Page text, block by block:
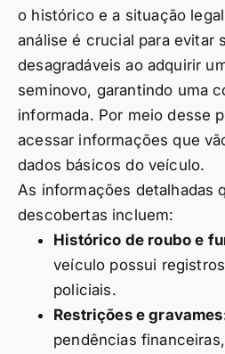
o histórico e a situação
análise é crucial para evitar
desagradáveis ao adquirir
seminovo, garantindo uma
informada. Por meio desse
acessar informações que
dados básicos do veículo.
As informações detalhadas
descobertas incluem:
Histórico de roubo e
veículo possui
policiais.
Restrições e
pendências